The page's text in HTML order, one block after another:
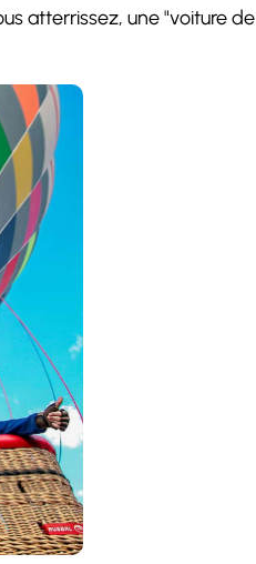
atterrissez, une "voiture de